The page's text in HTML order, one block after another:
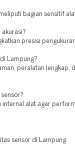
bagian sensitif
akurasi?
presisi
Lampung?
peralatan lengkap,
sensor?
internal alat agar
sensor di Lampung.